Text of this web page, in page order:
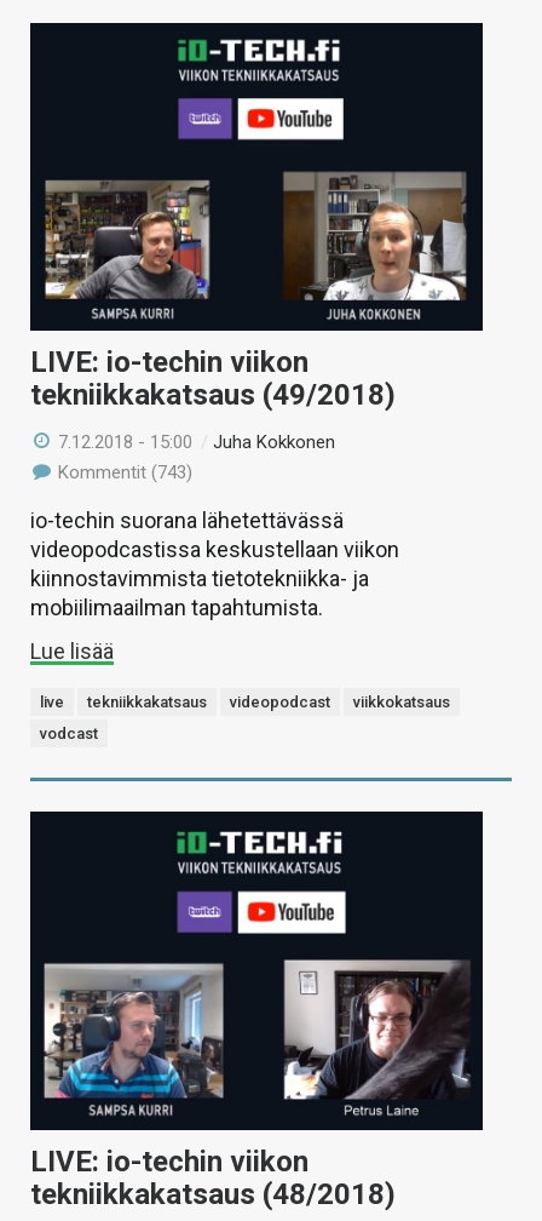
LIVE: io-techin viikon
tekniikkakatsaus (49/2018)
7.12.2018 - 15:00 /Juha Kokkonen
Kommentit (743)
io-techin suorana lähetettävässä
videopodcastissa keskustellaan viikon
kiinnostavimmista tietotekniikka- ja
mobiilimaailman tapahtumista.
Lue lisää
live tekniikkakatsaus videopodcast
viikkokatsaus
vodcast
LIVE: io-techin viikon
tekniikkakatsaus (48/2018)